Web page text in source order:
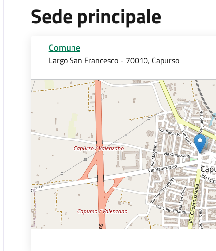
Sede principale
Comune
Largo San Francesco - 70010, Capurso